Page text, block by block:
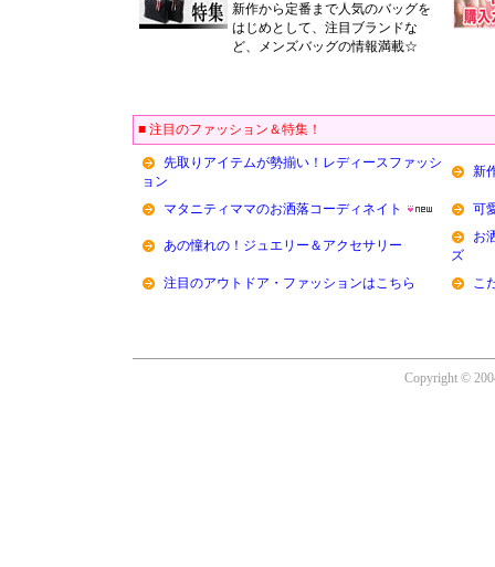
新作から定番まで人気のバッグを
はじめとして、注目ブランドな
ど、メンズバッグの情報満載☆
■ 注目のファッション＆特集！
先取りアイテムが勢揃い！レディースファッシ
ョン
新
マタニティママのお洒落コーディネイト 可
あの憧れの！ジュエリー＆アクセサリー
お
ズ
注目のアウトドア・ファッションはこちら
こ
Copyright ©